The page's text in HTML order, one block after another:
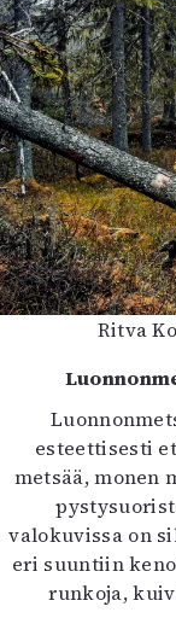
Ritva
esteettisesti
metsää, monen
valokuvissa on
eri suuntiin
runkoja,